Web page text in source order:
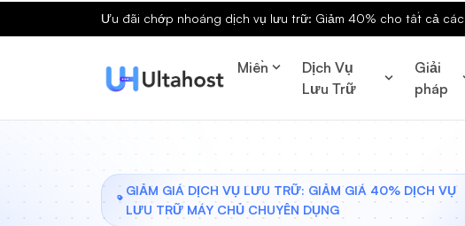
Ưu đãi chớp nhoáng dịch vụ lưu trữ: Giảm 40% cho tất cả
Miền
Dịch Vụ
Lưu Trữ
Giải
pháp
GIẢM GIÁ DỊCH VỤ LƯU TRỮ: GIẢM GIÁ 40% DỊCH VỤ
LƯU TRỮ MÁY CHỦ CHUYÊN DỤNG